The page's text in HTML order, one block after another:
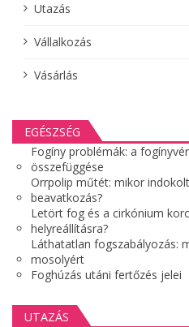
Utazás
Vállalkozás
Vásárlás
EGÉSZSÉG
Fogíny problémák: a
összefüggése
Orrpolip műtét: mikor
beavatkozás?
Letört fog és a cirkónium
helyreállításra?
Láthatatlan fogszabályozás:
mosolyért
Foghúzás utáni fertőzés jelei
UTAZÁS